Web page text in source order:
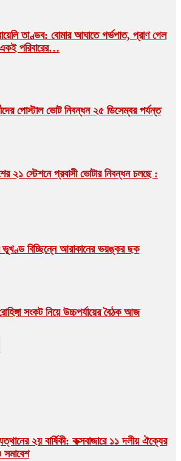
তাণ্ডব: বোমার আঘাতে গর্ভপাত, প্রাণ গেল
পরিবারের…
পোস্টাল ভোট নিবন্ধন ২৫ ডিসেম্বর পর্যন্ত
২১ স্টেশনে প্রবাসী ভোটার নিবন্ধন চলছে :
ভূখণ্ড বিচ্ছিন্নে আরাকানের ভয়ঙ্কর ছক
সংকট নিয়ে উচ্চপর্যায়ের বৈঠক আজ
২য় বার্ষিকী: কক্সবাজারে ১১ দলীয় ঐক্যের